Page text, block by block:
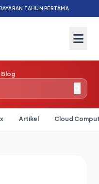
TAHUN PERTAMA
Artikel Cloud